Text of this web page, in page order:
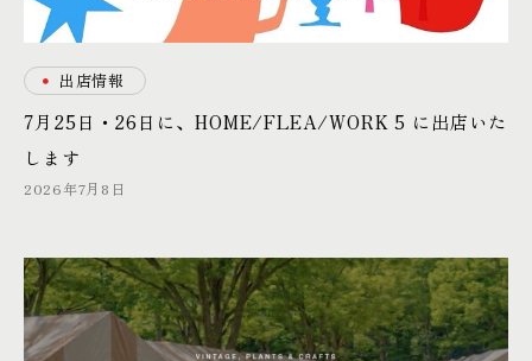
・出店情報
7月25日・26日に、HOME/FLEA/WORK 5 に出店いた
します
2026年7月8日